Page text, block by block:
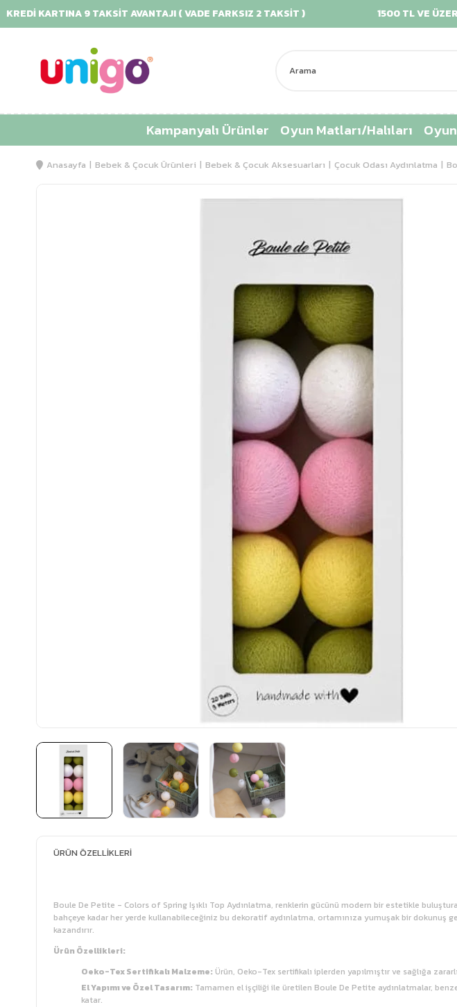
KARTINA 9 TAKSİT AVANTAJI ( VADE FARKSIZ 2 TAKSİT ) 1500 TL VE
Kampanyalı Ürünler Oyun Matları/Halıları
Anasayfa Bebek & Çocuk Ürünleri Bebek & Çocuk Aksesuarları Çocuk Odası Aydınlatma
ÜRÜN ÖZELLIKLERI
Boule De Petite - Colors of Spring Işıklı Top Aydınlatma, renklerin gücünü modern bir estetikle
bahçeye kadar her yerde kullanabileceğiniz bu dekoratif aydınlatma, ortamınıza yumuşak bir
kazandırır.
Ürün Özellikleri:
Oeko-Tex Sertifikalı Malzeme: Ürün, Oeko-Tex sertifikalı iplerden yapılmıştır ve sağlığa
El Yapımı ve Özel Tasarım: Tamamen el işçiliği ile üretilen Boule De Petite aydınlatmalar,
katar.